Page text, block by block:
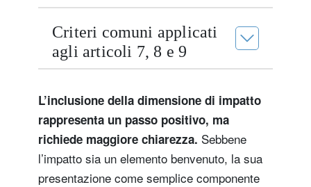
Criteri comuni applicati
agli articoli 7, 8 e 9
L’inclusione della dimensione di impatto
rappresenta un passo positivo, ma
richiede maggiore chiarezza. Sebbene
l’impatto sia un elemento benvenuto, la sua
presentazione come semplice componente